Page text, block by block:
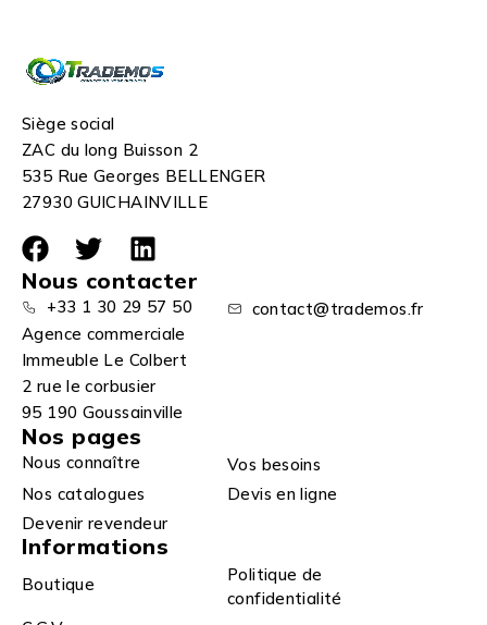
Siège social
ZAC du long Buisson 2
535 Rue Georges BELLENGER
27930 GUICHAINVILLE
Nous contacter
+33 1 30 29 57 50
contact@trademos.fr
Agence commerciale
Immeuble Le Colbert
2 rue le corbusier
95 190 Goussainville
Nos pages
Nous connaître
Vos besoins
Nos catalogues
Devis en ligne
Devenir revendeur
Informations
Boutique
Politique de
confidentialité